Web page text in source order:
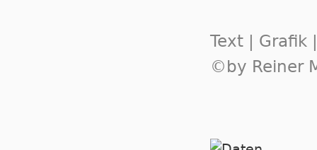
Text | Grafik
©by Reiner